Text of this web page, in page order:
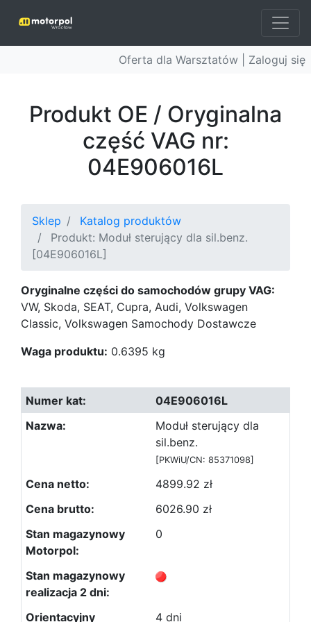
Oferta dla Warsztatów | Zaloguj się
Produkt OE / Oryginalna
część VAG nr:
04E906016L
Sklep
Katalog produktów
Produkt: Moduł sterujący dla sil.benz.
[04E906016L]
Oryginalne części do samochodów grupy VAG:
VW, Skoda, SEAT, Cupra, Audi, Volkswagen
Classic, Volkswagen Samochody Dostawcze
Waga produktu: 0.6395 kg
04E906016L
Moduł sterujący dla
sil.benz.
[PKWiU/CN: 85371098]
4899.92 zł
6026.90 zł
0
4 dni